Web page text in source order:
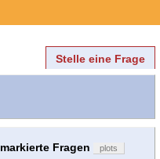
Stelle eine Frage
markierte Fragen plots